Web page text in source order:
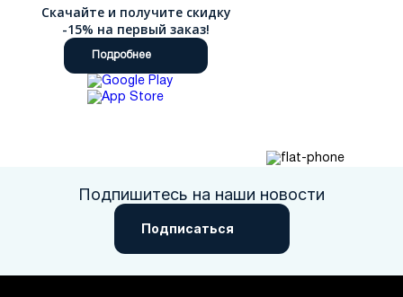
Скачайте и получите скидку
-15% на первый заказ!
Подробнее
Подпишитесь на наши новости
Подписаться